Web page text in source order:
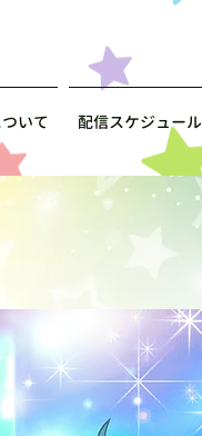
いて 配信スケジュール